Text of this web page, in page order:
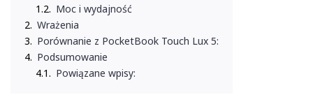
Moc i wydajność
Wrażenia
Porównanie z PocketBook Touch Lux 5:
Podsumowanie
Powiązane wpisy: